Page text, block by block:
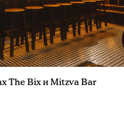
The Bix и Mitzva Bar